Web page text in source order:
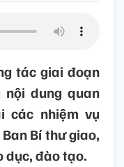
tác giai đoạn
dung quan
các nhiệm vụ
Bí thư giao,
dục, đào tạo.